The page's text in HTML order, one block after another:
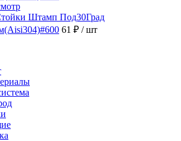
Штамп Под30Град
61 ₽ / шт